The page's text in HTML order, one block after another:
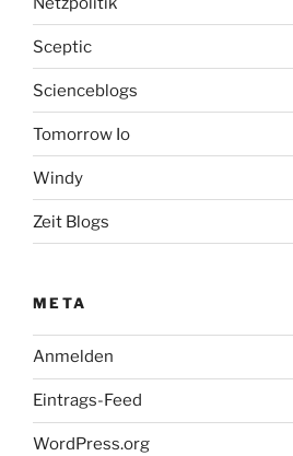
Sceptic
Scienceblogs
Tomorrow Io
Windy
Zeit Blogs
META
Anmelden
Eintrags-Feed
WordPress.org